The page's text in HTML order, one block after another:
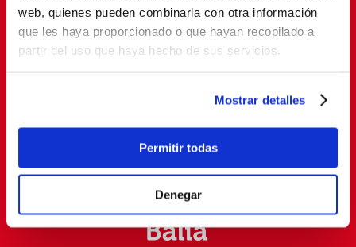
web, quienes pueden combinarla con otra información
que les haya proporcionado o que hayan recopilado a
partir del uso que haya hecho de sus servicios.
Mostrar detalles
Permitir todas
Denegar
SUSCRIBETE
privacidad.